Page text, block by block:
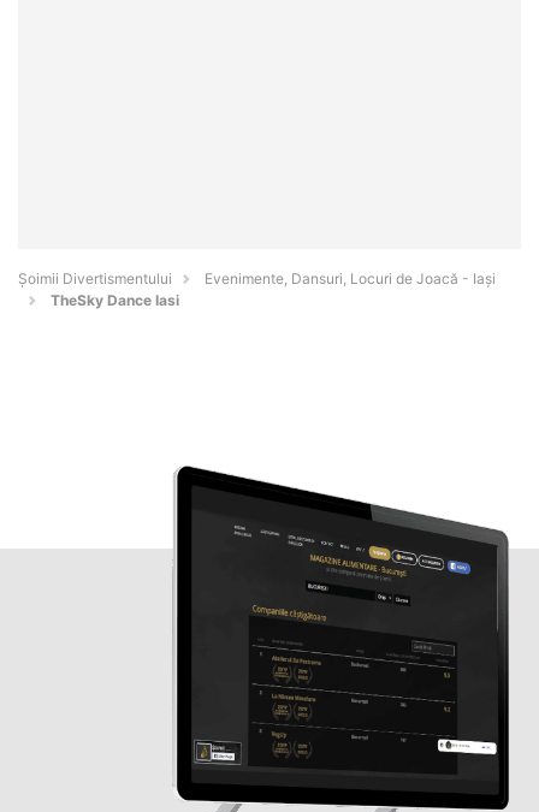
Şoimii Divertismentului
Evenimente, Dansuri, Locuri de Joacă - Iaşi
TheSky Dance Iasi